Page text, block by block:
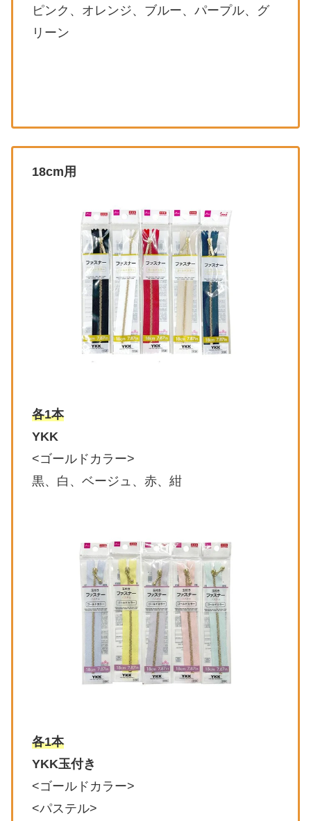
ピンク、オレンジ、ブルー、パープル、グ
リーン
18cm用
各1本
YKK
<ゴールドカラー>
黒、白、ベージュ、赤、紺
各1本
YKK玉付き
<ゴールドカラー>
<パステル>